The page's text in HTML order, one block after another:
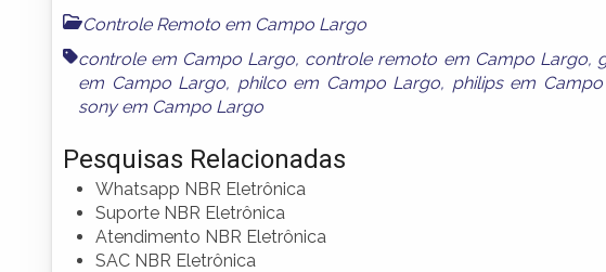
Controle Remoto em Campo Largo
controle em Campo Largo, controle remoto em Campo Largo,
em Campo Largo, philco em Campo Largo, philips em
sony em Campo Largo
Pesquisas Relacionadas
Whatsapp NBR Eletrônica
Suporte NBR Eletrônica
Atendimento NBR Eletrônica
SAC NBR Eletrônica